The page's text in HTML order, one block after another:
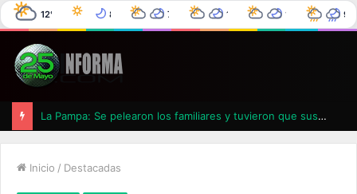
12°C 25 de Mayo 8°C 2°C 0% 7°C 0°C 0% 11°C 4°C 0% 12°C 6°C 0%
La Pampa: Se pelearon los familiares y tuvieron que suspender un velatorio
Inicio / Destacadas